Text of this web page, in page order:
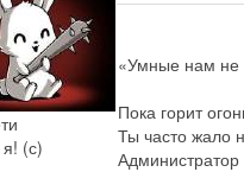
(с)
«Умные нам не
Пока горит
Ты часто жало
Администратор